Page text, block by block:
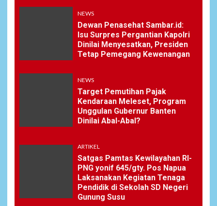
NEWS
Dewan Penasehat Sambar.id:
Isu Surpres Pergantian Kapolri
Dinilai Menyesatkan, Presiden
Tetap Pemegang Kewenangan
NEWS
Target Pemutihan Pajak
Kendaraan Meleset, Program
Unggulan Gubernur Banten
Dinilai Abal-Abal?
ARTIKEL
Satgas Pamtas Kewilayahan RI-
PNG yonif 645/gty. Pos Napua
Laksanakan Kegiatan Tenaga
Pendidik di Sekolah SD Negeri
Gunung Susu